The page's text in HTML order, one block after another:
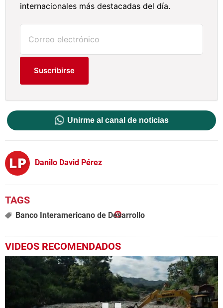
internacionales más destacadas del día.
Suscribirse
Unirme al canal de noticias
Danilo David Pérez
Banco Interamericano de Desarrollo
VIDEOS RECOMENDADOS